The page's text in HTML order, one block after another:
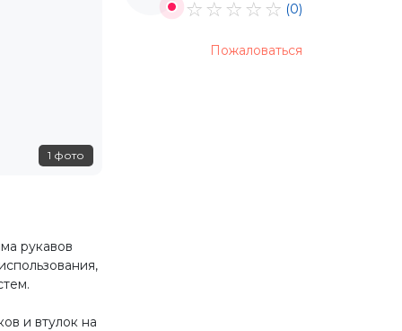
1 фото
рукавов
и втулок на
(0)
Пожаловаться